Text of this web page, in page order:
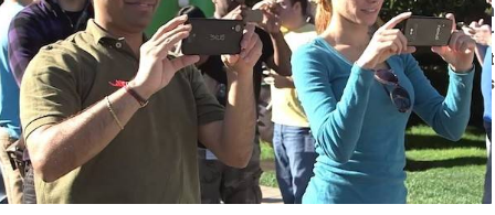
veröffentlicht hat. Wie es bei einem feierlichen
üblich ist, wurden auch Fotos gemacht und der
Welt zur Verfügung gestellt; und genau hier ist
ein Mitarbeiter zu sehen, der mit einem neuen Nexus
knippst.